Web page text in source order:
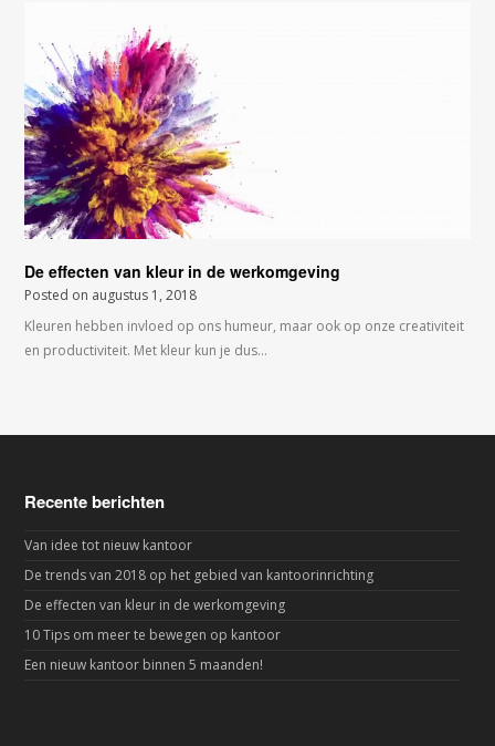
De effecten van kleur in de werkomgeving
Posted on augustus 1, 2018
Kleuren hebben invloed op ons humeur, maar ook op onze creativiteit
en productiviteit. Met kleur kun je dus…
Recente berichten
Van idee tot nieuw kantoor
De trends van 2018 op het gebied van kantoorinrichting
De effecten van kleur in de werkomgeving
10 Tips om meer te bewegen op kantoor
Een nieuw kantoor binnen 5 maanden!